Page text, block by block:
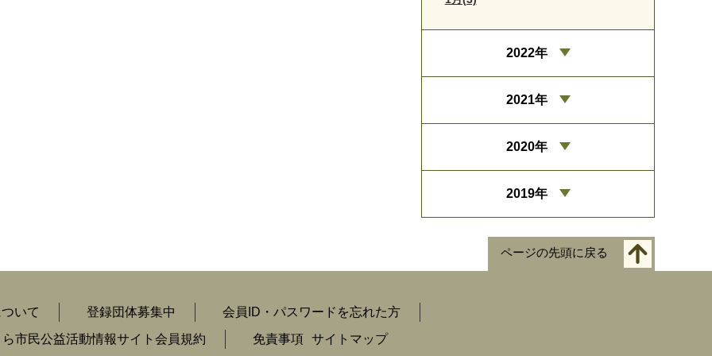
2022年
2021年
2020年
2019年
ページの先頭に戻る
いて 登録団体募集中
会員ID・パスワードを忘れた方
ら市民公益活動情報サイト会員規約
免責事項 サイトマップ